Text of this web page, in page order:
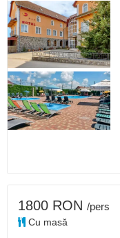
1800 RON /pers
Cu masă